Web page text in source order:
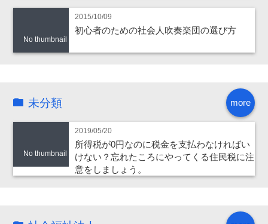
No thumbnail
2015/10/09
初心者のための社会人吹奏楽団の選び方
more
未分類
No thumbnail
2019/05/20
所得税が0円なのに税金を支払わなければい
けない？忘れたころにやってくる住民税に注
意をしましょう。